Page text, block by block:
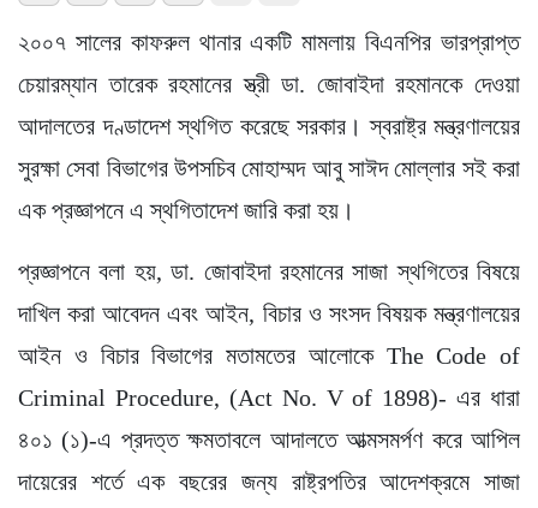
২০০৭ সালের কাফরুল থানার একটি মামলায় বিএনপির ভারপ্রাপ্ত
চেয়ারম্যান তারেক রহমানের স্ত্রী ডা. জোবাইদা রহমানকে দেওয়া
আদালতের দণ্ডাদেশ স্থগিত করেছে সরকার। স্বরাষ্ট্র মন্ত্রণালয়ের
সুরক্ষা সেবা বিভাগের উপসচিব মোহাম্মদ আবু সাঈদ মোল্লার সই করা
এক প্রজ্ঞাপনে এ স্থগিতাদেশ জারি করা হয়।
প্রজ্ঞাপনে বলা হয়, ডা. জোবাইদা রহমানের সাজা স্থগিতের বিষয়ে
দাখিল করা আবেদন এবং আইন, বিচার ও সংসদ বিষয়ক মন্ত্রণালয়ের
আইন ও বিচার বিভাগের মতামতের আলোকে The Code of
Criminal Procedure, (Act No. V of 1898)- এর ধারা
৪০১ (১)-এ প্রদত্ত ক্ষমতাবলে আদালতে আত্মসমর্পণ করে আপিল
দায়েরের শর্তে এক বছরের জন্য রাষ্ট্রপতির আদেশক্রমে সাজা